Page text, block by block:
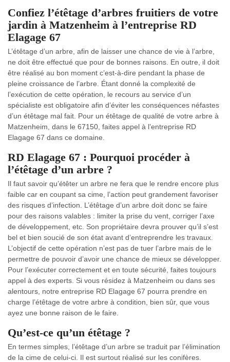
Confiez l’étêtage d’arbres fruitiers de votre
jardin à Matzenheim à l’entreprise RD
Elagage 67
L’étêtage d’un arbre, afin de laisser une chance de vie à l’arbre,
ne doit être effectué que pour de bonnes raisons. En outre, il doit
être réalisé au bon moment c’est-à-dire pendant la phase de
pleine croissance de l’arbre. Étant donné la complexité de
l’exécution de cette opération, le recours au service d’un
spécialiste est obligatoire afin d’éviter les conséquences néfastes
d’un étêtage mal fait. Pour un étêtage de qualité de votre arbre à
Matzenheim, dans le 67150, faites appel à l’entreprise RD
Elagage 67 dans ce domaine.
RD Elagage 67 : Pourquoi procéder à
l’étêtage d’un arbre ?
Il faut savoir qu’étêter un arbre ne fera que le rendre encore plus
faible car en coupant sa cime, l’action peut grandement favoriser
des risques d’infection. L’étêtage d’un arbre doit donc se faire
pour des raisons valables : limiter la prise du vent, corriger l’axe
de développement, etc. Son propriétaire devra prouver qu’il s’est
bel et bien soucié de son état avant d’entreprendre les travaux.
L’objectif de cette opération n’est pas de tuer l’arbre mais de le
permettre de pouvoir d’avoir une chance de mieux se développer.
Pour l’exécuter correctement et en toute sécurité, faites toujours
appel à des experts. Si vous résidez à Matzenheim ou dans ses
alentours, notre entreprise RD Elagage 67 pourra prendre en
charge l’étêtage de votre arbre à condition, bien sûr, que vous
ayez une bonne raison de le faire.
Qu’est-ce qu’un étêtage ?
En termes simples, l’étêtage d’un arbre se traduit par l’élimination
de la cime de celui-ci. Il est surtout réalisé sur les conifères.